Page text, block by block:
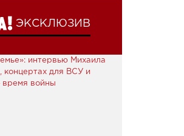
ЭКСКЛЮЗИВ